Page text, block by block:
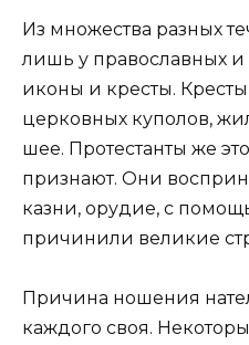
Из множества разных
лишь у православных и
иконы и кресты.
церковных куполов,
шее. Протестанты же
признают. Они
казни, орудие, с
причинили великие
Причина ношения
каждого своя.